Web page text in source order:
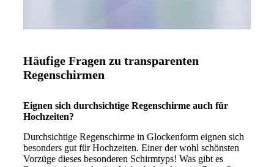
Häufige Fragen zu transparenten
Regenschirmen
Eignen sich durchsichtige Regenschirme auch für
Hochzeiten?
Durchsichtige Regenschirme in Glockenform eignen sich
besonders gut für Hochzeiten. Einer der wohl schönsten
Vorzüge dieses besonderen Schirmtyps! Was gibt es